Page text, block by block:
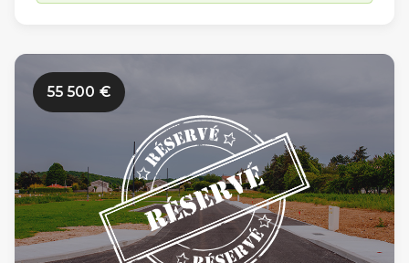
Passage et à proximité du centre-ville d’Agen
(en moins de 10 minutes en voiture par le Pont
de Pierre), sa situation géographique est idéale
sur l’agglomération agenaise. Parmi ses autres
atouts, sa proximité immédiate avec le centre
scolaire d’Estillac (600m) et avec le collège
Théophile de Viau du Passage d’Agen (5km) en
55 500 €